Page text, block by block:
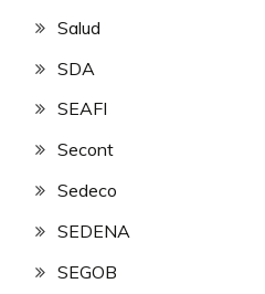
Salud
SDA
SEAFI
Secont
Sedeco
SEDENA
SEGOB